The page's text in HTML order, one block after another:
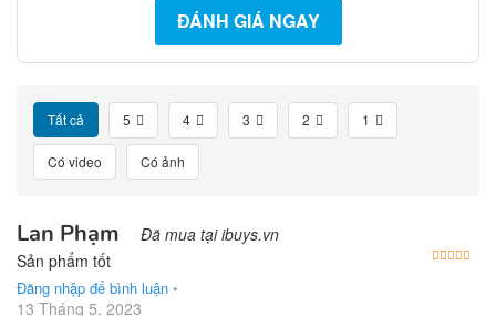
ĐÁNH GIÁ NGAY
Tất cả 5 4 3 2 1
Có video Có ảnh
Lan Phạm Đã mua tại ibuys.vn
Sản phẩm tốt
Đăng nhập để bình luận •
13 Tháng 5, 2023